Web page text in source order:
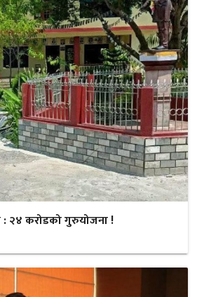
: २४ करोडको गुरुयोजना !